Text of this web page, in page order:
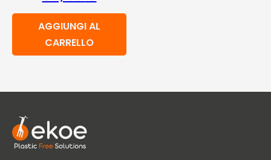
AGGIUNGI AL
CARRELLO